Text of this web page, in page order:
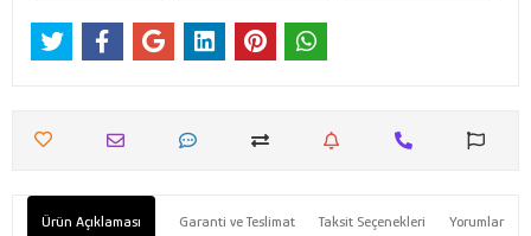
Ürün Açıklaması Garanti ve Teslimat Taksit Seçenekleri Yorumlar